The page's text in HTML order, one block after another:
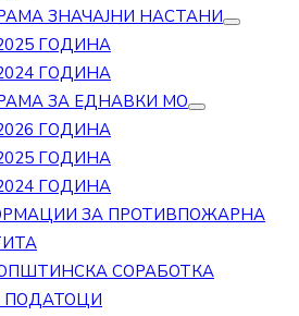
ЗНАЧАЈНИ НАСТАНИ
ГОДИНА
ГОДИНА
ЗА ЕДНАВКИ МО
ГОДИНА
ГОДИНА
ГОДИНА
ЗА ПРОТИВПОЖАРНА
СОРАБОТКА
ПОДАТОЦИ